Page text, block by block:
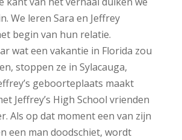
We leren Sara en Jeffrey
begin van hun relatie.
wat een vakantie in Florida zou
stoppen ze in Sylacauga,
geboorteplaats maakt
Jeffrey’s High School vrienden
Als op dat moment een van zijn
een man doodschiet, wordt